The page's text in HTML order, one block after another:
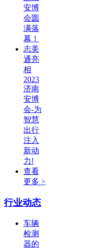
安博
会圆
满落
幕！
志美
通亮
相
2023
济南
安博
会-为
智慧
出行
注入
新动
力!
查看
更多 >
行业动态
车辆
检测
器的